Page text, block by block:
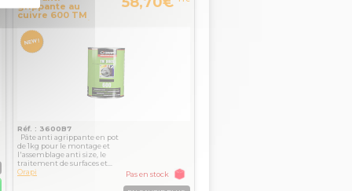
grippante au
cuivre 600 TM
900S 1kg Orapi
Réf. : 3600B7
Pâte anti agrippante en pot
de 1kg pour le montage et
l'assemblage anti size, le
traitement de surfaces et...
Orapi
Pas en stock